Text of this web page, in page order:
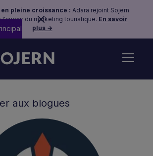
en pleine croissance : Adara rejoint Sojern
l'avenir du marketing touristique. En savoir
plus →
aux blogues